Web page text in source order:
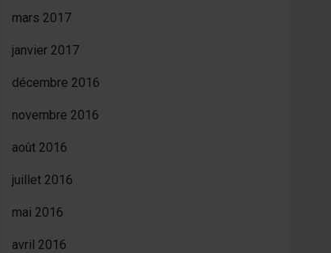
mars 2017
janvier 2017
décembre 2016
novembre 2016
août 2016
juillet 2016
mai 2016
avril 2016